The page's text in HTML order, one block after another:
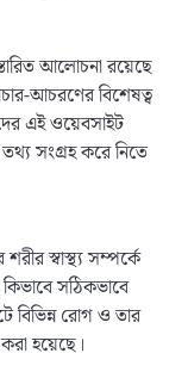
আলোচনা রয়েছে
আচরণের বিশেষত্ব
এই ওয়েবসাইট
সংগ্রহ করে নিতে
স্বাস্থ্য সম্পর্কে
সঠিকভাবে
বিভিন্ন রোগ ও তার
হয়েছে।